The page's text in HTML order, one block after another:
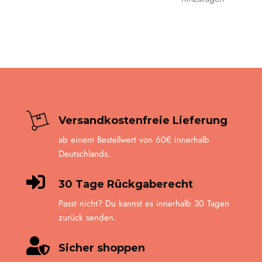
Versandkostenfreie Lieferung
ab einem Bestellwert von 60€ innerhalb
Deutschlands.

30 Tage Rückgaberecht
Passt nicht? Du kannst es innerhalb 30 Tagen
zurück senden.

Sicher shoppen